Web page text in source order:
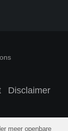
Disclaimer
meer openbare